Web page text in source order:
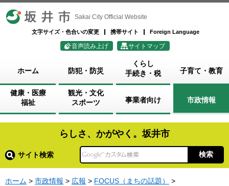
坂井市 Sakai City Official Website
文字サイズ・色合いの変更 携帯サイト Foreign Language
音声読み上げ サイトマップ
ホーム 防犯・防災
くらし
手続き・税
子育て・教育
健康・医療
福祉
観光・文化
スポーツ
事業者向け 市政情報
らしさ、かがやく。坂井市
サイト検索
ホーム > 市政情報 > 広報 > FOCUS（まちの話題）
>